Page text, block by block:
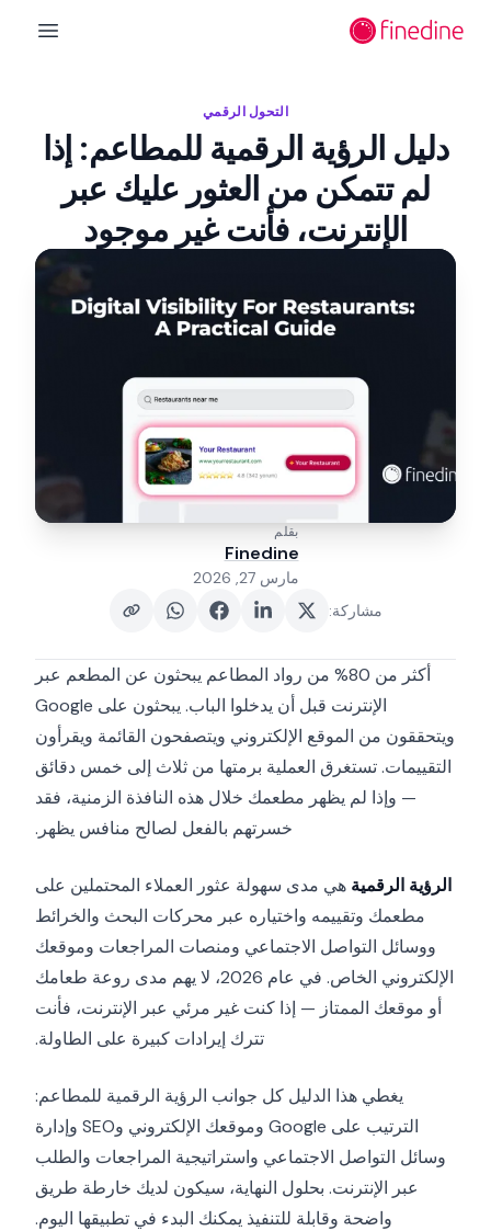
menu
التحول الرقمي
دليل الرؤية الرقمية للمطاعم: إذا
لم تتمكن من العثور عليك عبر
الإنترنت، فأنت غير موجود
بقلم
Finedine
مارس 27, 2026
مشاركة:
أكثر من 80% من رواد المطاعم يبحثون عن المطعم عبر
الإنترنت قبل أن يدخلوا الباب. يبحثون على Google
ويتحققون من الموقع الإلكتروني ويتصفحون القائمة ويقرأون
التقييمات. تستغرق العملية برمتها من ثلاث إلى خمس دقائق
— وإذا لم يظهر مطعمك خلال هذه النافذة الزمنية، فقد
خسرتهم بالفعل لصالح منافس يظهر.
الرؤية الرقمية هي مدى سهولة عثور العملاء المحتملين على
مطعمك وتقييمه واختياره عبر محركات البحث والخرائط
ووسائل التواصل الاجتماعي ومنصات المراجعات وموقعك
الإلكتروني الخاص. في عام 2026، لا يهم مدى روعة طعامك
أو موقعك الممتاز — إذا كنت غير مرئي عبر الإنترنت، فأنت
تترك إيرادات كبيرة على الطاولة.
يغطي هذا الدليل كل جوانب الرؤية الرقمية للمطاعم:
الترتيب على Google وموقعك الإلكتروني وSEO وإدارة
وسائل التواصل الاجتماعي واستراتيجية المراجعات والطلب
عبر الإنترنت. بحلول النهاية، سيكون لديك خارطة طريق
واضحة وقابلة للتنفيذ يمكنك البدء في تطبيقها اليوم.